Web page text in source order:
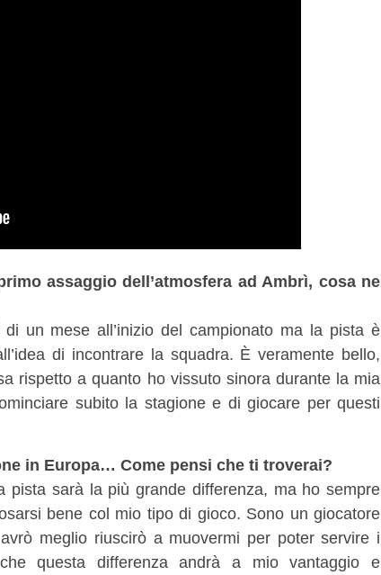
assaggio dell’atmosfera ad Ambrì, cosa ne
un mese all’inizio del campionato ma la pista è
di incontrare la squadra. È veramente bello,
rispetto a quanto ho vissuto sinora durante la mia
subito la stagione e di giocare per questi
in Europa… Come pensi che ti troverai?
pista sarà la più grande differenza, ma ho sempre
bene col mio tipo di gioco. Sono un giocatore
meglio riuscirò a muovermi per poter servire i
questa differenza andrà a mio vantaggio e